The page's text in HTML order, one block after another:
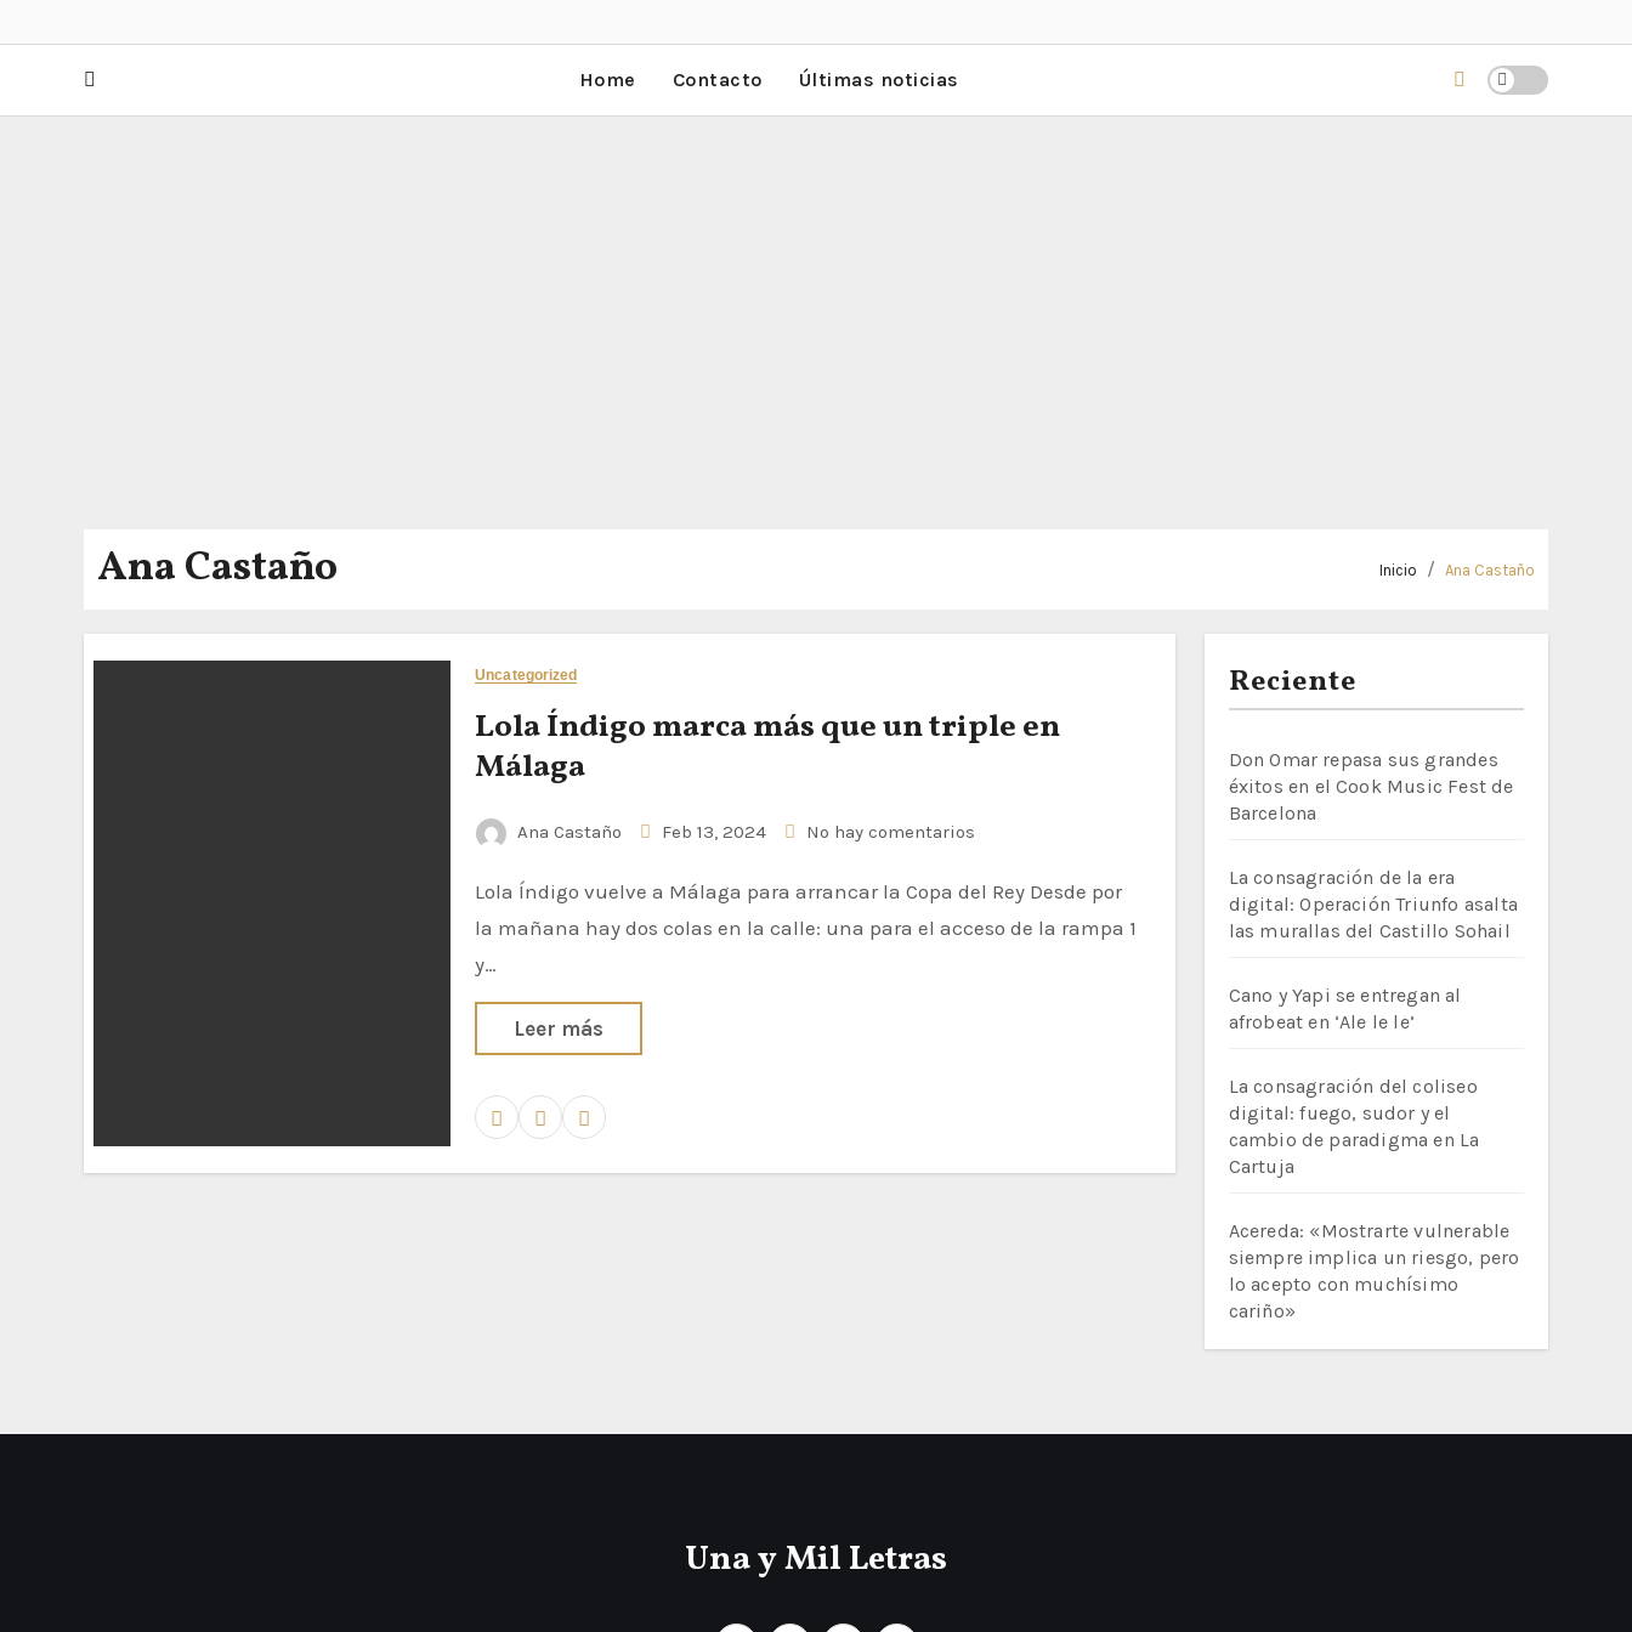
Home Contacto Últimas noticias
Ana Castaño Inicio Ana Castaño
Uncategorized
Lola Índigo marca más que un triple en
Málaga
Ana Castaño Feb 13, 2024 No hay comentarios
Lola Índigo vuelve a Málaga para arrancar la Copa del Rey Desde por
la mañana hay dos colas en la calle: una para el acceso de la rampa 1
y…
Leer más
Reciente
Don Omar repasa sus grandes
éxitos en el Cook Music Fest de
Barcelona
La consagración de la era
digital: Operación Triunfo asalta
las murallas del Castillo Sohail
Cano y Yapi se entregan al
afrobeat en ‘Ale le le’
La consagración del coliseo
digital: fuego, sudor y el
cambio de paradigma en La
Cartuja
Acereda: «Mostrarte vulnerable
siempre implica un riesgo, pero
lo acepto con muchísimo
cariño»
Una y Mil Letras